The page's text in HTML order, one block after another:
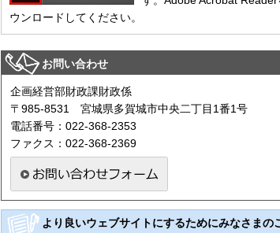
ウンロードしてください。
お問い合わせ
企画経営部財政課財政係
〒985-8531 宮城県多賀城市中央二丁目1番1号
電話番号：022-368-2353
ファクス：022-368-2369
より良いウェブサイトにするためにみなさまの